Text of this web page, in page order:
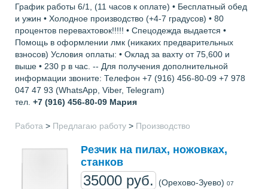
График работы 6/1, (11 часов к оплате) • Бесплатный обед
и ужин • Холодное производство (+4-7 градусов) • 80
процентов перевахтовок!!!!! • Спецодежда выдается •
Помощь в оформлении лмк (никаких предварительных
взносов) Условия оплаты: • Оклад за вахту от 75,600 и
выше • 230 р в час. -- Для получения дополнительной
информации звоните: Телефон +7 (916) 456-80-09 +7 978
047 47 93 (WhatsApp, Viber, Telegram)
тел. +7 (916) 456-80-09 Мария
Работа > Предлагаю работу > Производство
Резчик на пилах, ножовках,
станков
35000 руб. (Орехово-Зуево) 07